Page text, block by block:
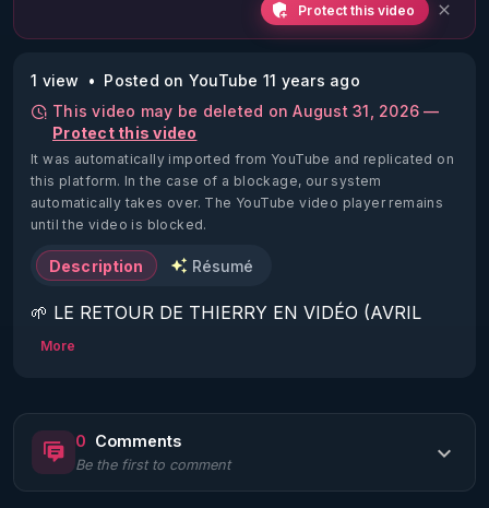
Protect this video
1 view
Posted on YouTube 11 years ago
This video may be deleted on August 31, 2026 —
Protect this video
It was automatically imported from YouTube and replicated on
this platform. In the case of a blockage, our system
automatically takes over. The YouTube video player remains
until the video is blocked.
Description Résumé
🌱 LE RETOUR DE THIERRY EN VIDÉO (AVRIL
2022)!
https://www.rgnr.fr/presentation.html
🌱 LE MAGAZINE RÉGÉNÈRE
More
0 Comments
Be the first to comment